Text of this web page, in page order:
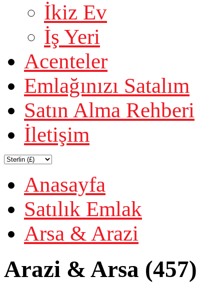
İkiz Ev
İş Yeri
Acenteler
Emlağınızı Satalım
Satın Alma Rehberi
İletişim
Anasayfa
Satılık Emlak
Arsa & Arazi
Arazi & Arsa (457)